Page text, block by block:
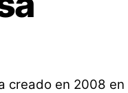
creado en 2008 en